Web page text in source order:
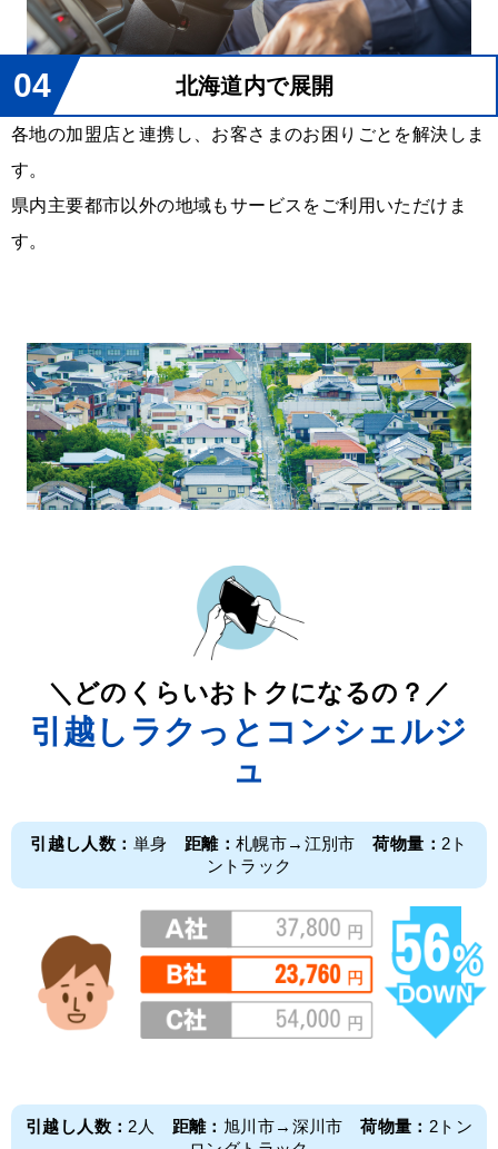
04 北海道内で展開
各地の加盟店と連携し、お客さまのお困りごとを解決しま
す。
県内主要都市以外の地域もサービスをご利用いただけま
す。
＼どのくらいおトクになるの？／
引越しラクっとコンシェルジ
ュ
引越し人数： 単身 距離：札幌市→江別市 荷物量： 2ト
ントラック
引越し人数： 2人 距離： 旭川市→深川市 荷物量： 2トン